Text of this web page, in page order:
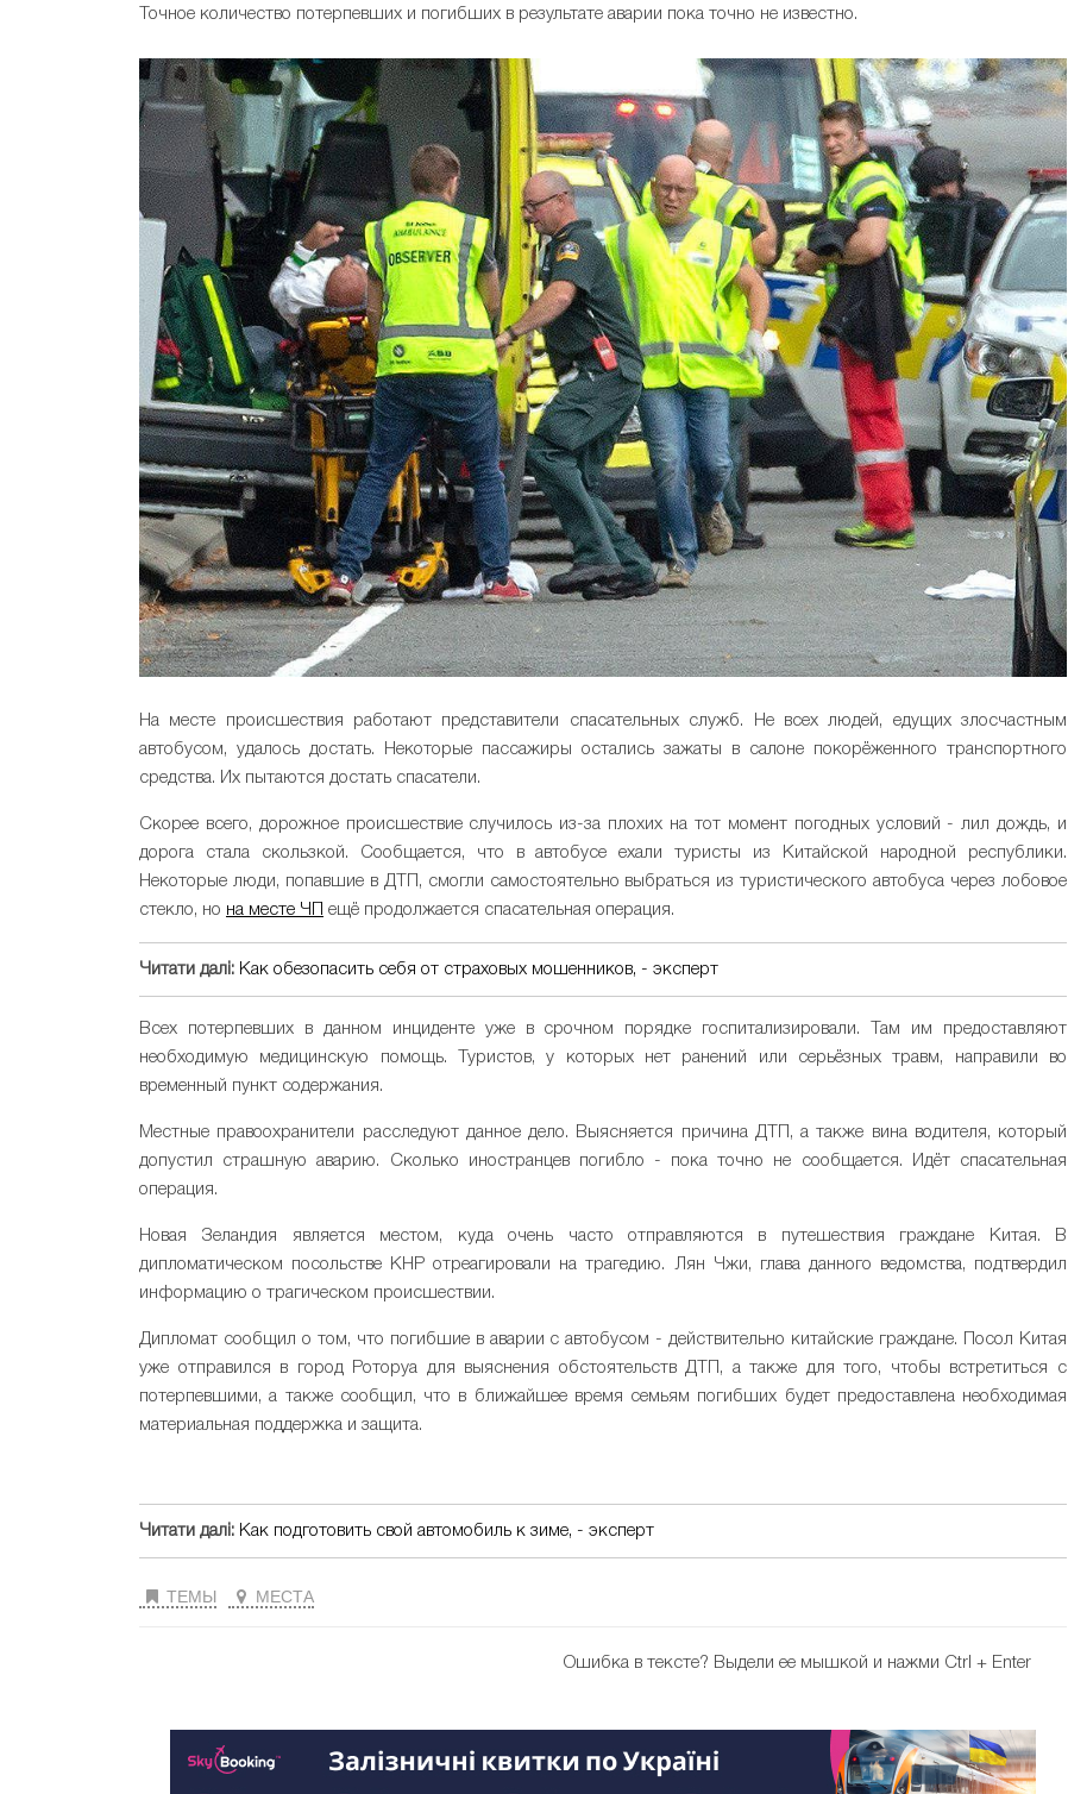
Точное количество потерпевших и погибших в результате аварии пока точно не известно.
На месте происшествия работают представители спасательных служб. Не всех людей, едущих злосчастным
автобусом, удалось достать. Некоторые пассажиры остались зажаты в салоне покорёженного транспортного
средства. Их пытаются достать спасатели.
Скорее всего, дорожное происшествие случилось из-за плохих на тот момент погодных условий - лил дождь, и
дорога стала скользкой. Сообщается, что в автобусе ехали туристы из Китайской народной республики.
Некоторые люди, попавшие в ДТП, смогли самостоятельно выбраться из туристического автобуса через лобовое
стекло, но на месте ЧП ещё продолжается спасательная операция.
Читати далі: Как обезопасить себя от страховых мошенников, - эксперт
Всех потерпевших в данном инциденте уже в срочном порядке госпитализировали. Там им предоставляют
необходимую медицинскую помощь. Туристов, у которых нет ранений или серьёзных травм, направили во
временный пункт содержания.
Местные правоохранители расследуют данное дело. Выясняется причина ДТП, а также вина водителя, который
допустил страшную аварию. Сколько иностранцев погибло - пока точно не сообщается. Идёт спасательная
операция.
Новая Зеландия является местом, куда очень часто отправляются в путешествия граждане Китая. В
дипломатическом посольстве КНР отреагировали на трагедию. Лян Чжи, глава данного ведомства, подтвердил
информацию о трагическом происшествии.
Дипломат сообщил о том, что погибшие в аварии с автобусом - действительно китайские граждане. Посол Китая
уже отправился в город Роторуа для выяснения обстоятельств ДТП, а также для того, чтобы встретиться с
потерпевшими, а также сообщил, что в ближайшее время семьям погибших будет предоставлена необходимая
материальная поддержка и защита.
Читати далі: Как подготовить свой автомобиль к зиме, - эксперт
ТЕМЫ МЕСТА
Ошибка в тексте? Выдели ее мышкой и нажми Ctrl + Enter